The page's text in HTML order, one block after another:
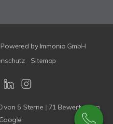
Powered by Immonia GmbH
Sitemap
von 5 Sterne | 71 Bewertungen